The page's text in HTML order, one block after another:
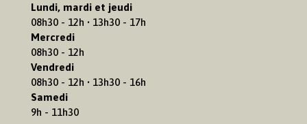
Lundi, mardi et jeudi
08h30 - 12h • 13h30 - 17h
Mercredi
08h30 - 12h
Vendredi
08h30 - 12h • 13h30 - 16h
Samedi
9h - 11h30